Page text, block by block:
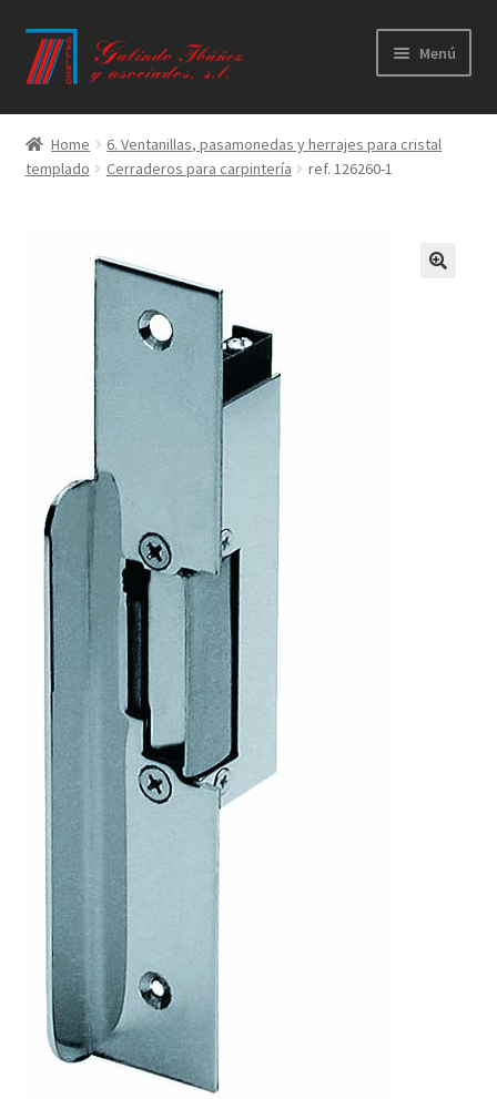
Ir
a
Ir
al
Menú
Principal
Productos
Catálogos
Contacto
Trabaja con nosotros
Home
6. Ventanillas, pasamonedas y herrajes para cristal
templado
Cerraderos para carpintería ref. 126260-1